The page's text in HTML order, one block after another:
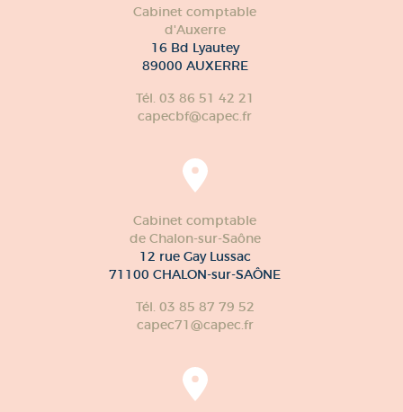
Cabinet comptable
d'Auxerre
16 Bd Lyautey
89000 AUXERRE
Tél. 03 86 51 42 21
capecbf@capec.fr
Cabinet comptable
de Chalon-sur-Saône
12 rue Gay Lussac
71100 CHALON-sur-SAÔNE
Tél. 03 85 87 79 52
capec71@capec.fr